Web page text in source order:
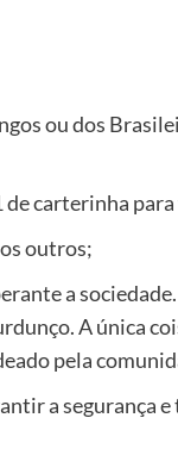
ou dos
de carterinha
outros;
a
A única
pela
a segurança